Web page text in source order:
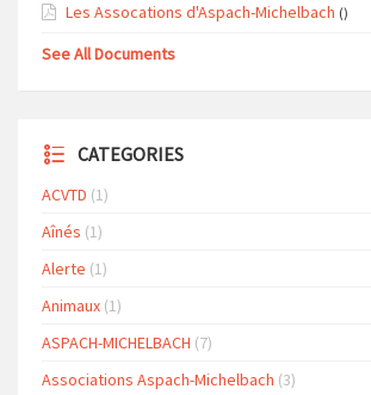
Les Assocations d'Aspach-Michelbach ()
See All Documents
CATEGORIES
ACVTD (1)
Aînés (1)
Alerte (1)
Animaux (1)
ASPACH-MICHELBACH (7)
Associations Aspach-Michelbach (3)